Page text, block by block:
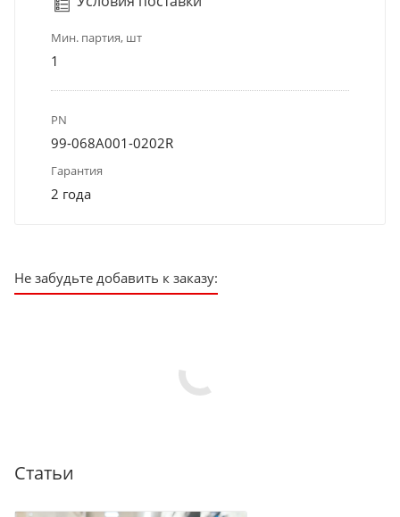
Мин. партия, шт
1
PN
99-068A001-0202R
Гарантия
2 года
Не забудьте добавить к заказу:
Статьи